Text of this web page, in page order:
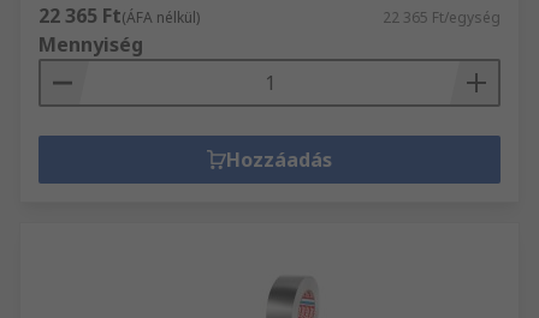
22 365 Ft(ÁFA nélkül) 22 365 Ft/egység
Mennyiség
Hozzáadás